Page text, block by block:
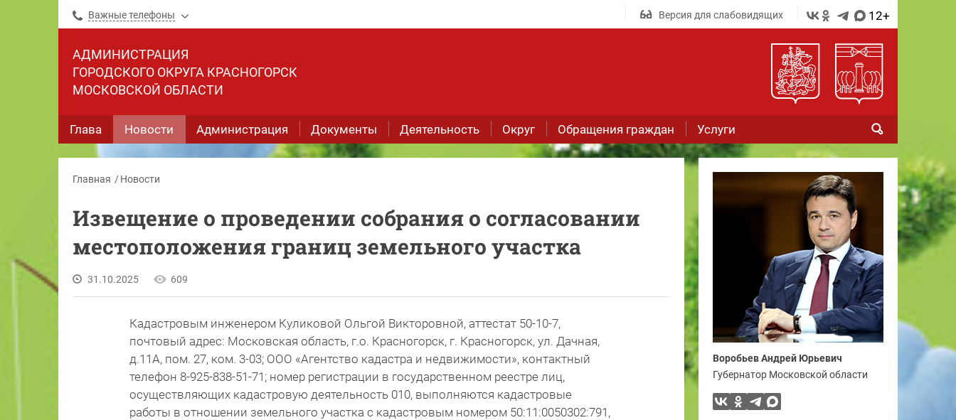
Важные телефоны Версия для слабовидящих 12+
АДМИНИСТРАЦИЯ
ГОРОДСКОГО ОКРУГА КРАСНОГОРСК
МОСКОВСКОЙ ОБЛАСТИ
Глава Новости Администрация Документы Деятельность Округ Обращения граждан Услуги
Главная Новости
Извещение о проведении собрания о согласовании
местоположения границ земельного участка
31.10.2025 609
Кадастровым инженером Куликовой Ольгой Викторовной, аттестат 50-10-7,
почтовый адрес: Московская область, г.о. Красногорск, г. Красногорск, ул. Дачная,
д.11А, пом. 27, ком. 3-03; ООО «Агентство кадастра и недвижимости», контактный
телефон 8-925-838-51-71; номер регистрации в государственном реестре лиц,
осуществляющих кадастровую деятельность 010, выполняются кадастровые
работы в отношении земельного участка с кадастровым номером 50:11:0050302:791,
Воробьев Андрей Юрьевич
Губернатор Московской области